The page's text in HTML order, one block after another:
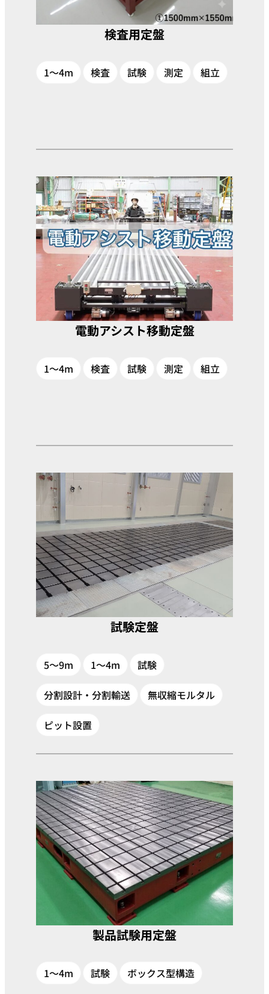
検査用定盤
1～4m 検査 試験 測定 組立
電動アシスト移動定盤
1～4m 検査 試験 測定 組立
試験定盤
5～9m 1～4m 試験
分割設計・分割輸送 無収縮モルタル
ピット設置
製品試験用定盤
1～4m 試験 ボックス型構造